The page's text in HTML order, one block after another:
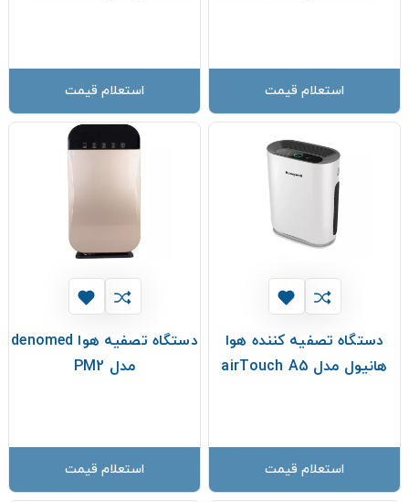
استعلام قیمت استعلام قیمت
دستگاه تصفیه کننده هوا
هانیول مدل airTouch A5
استعلام قیمت
دستگاه تصفیه هوا denomed
مدل PM2
استعلام قیمت